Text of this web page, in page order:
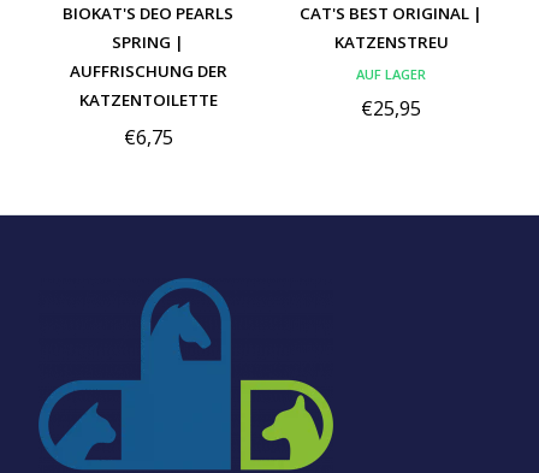
BIOKAT'S DEO PEARLS
SPRING |
AUFFRISCHUNG DER
KATZENTOILETTE
€6,75
CAT'S BEST ORIGINAL |
KATZENSTREU
AUF LAGER
€25,95